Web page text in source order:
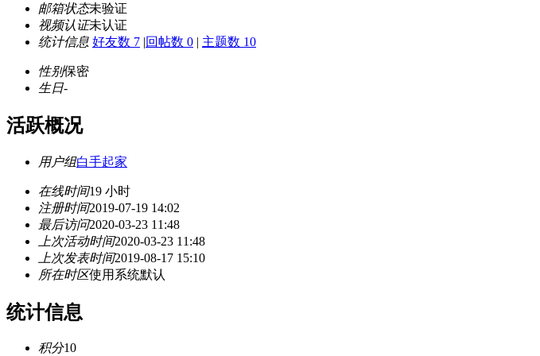
邮箱状态未验证
视频认证未认证
统计信息 好友数 7 |回帖数 0 | 主题数 10
性别保密
生日-
活跃概况
用户组白手起家
在线时间19 小时
注册时间2019-07-19 14:02
最后访问2020-03-23 11:48
上次活动时间2020-03-23 11:48
上次发表时间2019-08-17 15:10
所在时区使用系统默认
统计信息
积分10